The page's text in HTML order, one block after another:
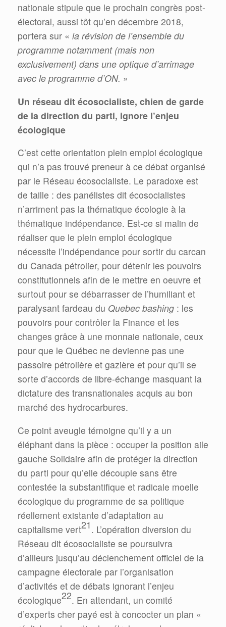
nationale stipule que le prochain congrès post-
électoral, aussi tôt qu’en décembre 2018,
portera sur « la révision de l’ensemble du
programme notamment (mais non
exclusivement) dans une optique d’arrimage
avec le programme d’ON. »
Un réseau dit écosocialiste, chien de garde
de la direction du parti, ignore l’enjeu
écologique
C’est cette orientation plein emploi écologique
qui n’a pas trouvé preneur à ce débat organisé
par le Réseau écosocialiste. Le paradoxe est
de taille : des panélistes dit écosocialistes
n’arriment pas la thématique écologie à la
thématique indépendance. Est-ce si malin de
réaliser que le plein emploi écologique
nécessite l’indépendance pour sortir du carcan
du Canada pétrolier, pour détenir les pouvoirs
constitutionnels afin de le mettre en oeuvre et
surtout pour se débarrasser de l’humiliant et
paralysant fardeau du Quebec bashing : les
pouvoirs pour contrôler la Finance et les
changes grâce à une monnaie nationale, ceux
pour que le Québec ne devienne pas une
passoire pétrolière et gazière et pour qu’il se
sorte d’accords de libre-échange masquant la
dictature des transnationales acquis au bon
marché des hydrocarbures.
Ce point aveugle témoigne qu’il y a un
éléphant dans la pièce : occuper la position aile
gauche Solidaire afin de protéger la direction
du parti pour qu’elle découple sans être
contestée la substantifique et radicale moelle
écologique du programme de sa politique
réellement existante d’adaptation au
capitalisme vert21. L’opération diversion du
Réseau dit écosocialiste se poursuivra
d’ailleurs jusqu’au déclenchement officiel de la
campagne électorale par l’organisation
d’activités et de débats ignorant l’enjeu
écologique22. En attendant, un comité
d’experts cher payé est à concocter un plan «